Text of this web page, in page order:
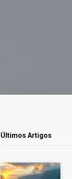
Últimos Artigos